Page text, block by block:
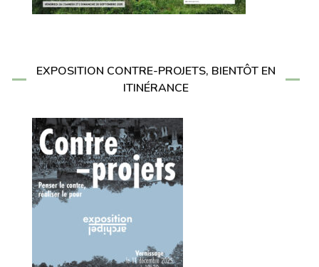
EXPOSITION CONTRE-PROJETS, BIENTÔT EN
ITINÉRANCE